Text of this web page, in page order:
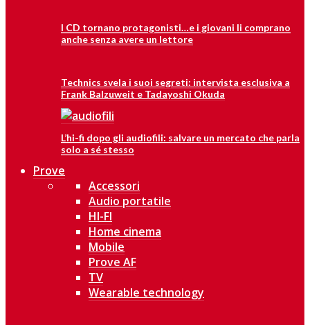
I CD tornano protagonisti…e i giovani li comprano
anche senza avere un lettore
Technics svela i suoi segreti: intervista esclusiva a
Frank Balzuweit e Tadayoshi Okuda
L’hi-fi dopo gli audiofili: salvare un mercato che parla
solo a sé stesso
Prove
Accessori
Audio portatile
HI-FI
Home cinema
Mobile
Prove AF
TV
Wearable technology